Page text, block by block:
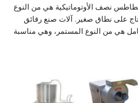
نصف الأوتوماتيكية هي من النوع
على نطاق صغير. آلات صنع رقائق
هي من النوع المستمر، وهي مناسبة